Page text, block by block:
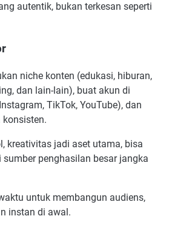
autentik, bukan terkesan seperti
niche konten (edukasi, hiburan,
dan lain-lain), buat akun di
TikTok, YouTube), dan
kreativitas jadi aset utama, bisa
penghasilan besar jangka
untuk membangun audiens,
instan di awal.